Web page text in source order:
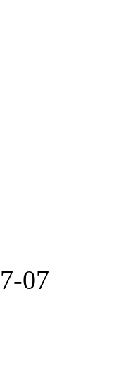
07